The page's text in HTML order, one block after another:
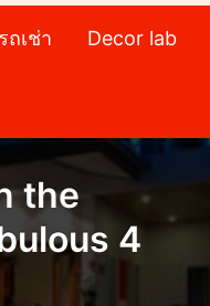
รถเช่า Decor lab
the
4